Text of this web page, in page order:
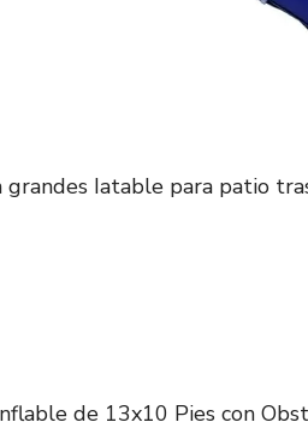
grandes Iatable para patio
de 13x10 Pies con